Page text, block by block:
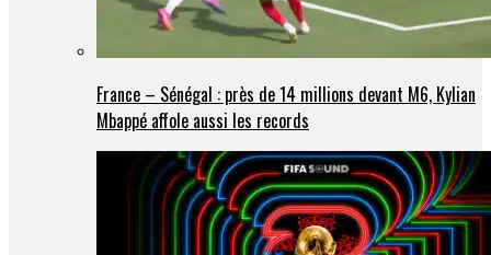
France – Sénégal : près de 14 millions devant M6, Kylian
Mbappé affole aussi les records